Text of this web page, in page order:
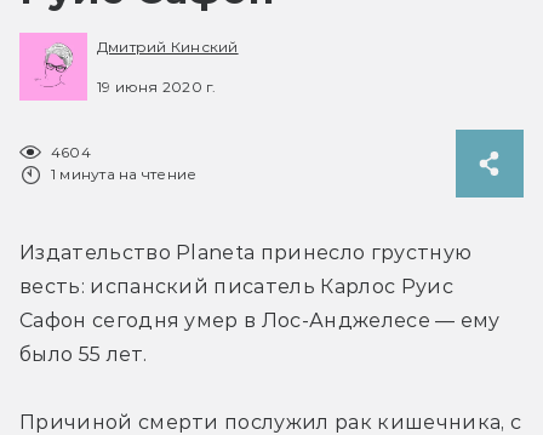
Дмитрий Кинский
19 июня 2020 г.
4604
1 минута на чтение
Издательство Planeta принесло грустную
весть: испанский писатель Карлос Руис
Сафон сегодня умер в Лос-Анджелесе — ему
было 55 лет.
Причиной смерти послужил рак кишечника, с